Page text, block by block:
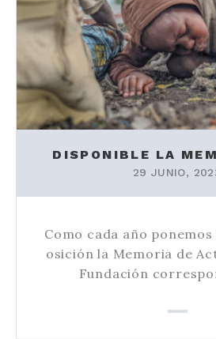
DISPONIBLE LA
29 JUNIO,
Como cada año
osición la Memoria de
Fundación